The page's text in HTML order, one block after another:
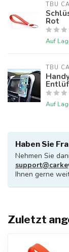
TBU
Rot
Auf
TBU
Auf
Haben Sie
Nehmen Sie
Ihnen gerne
Zuletzt